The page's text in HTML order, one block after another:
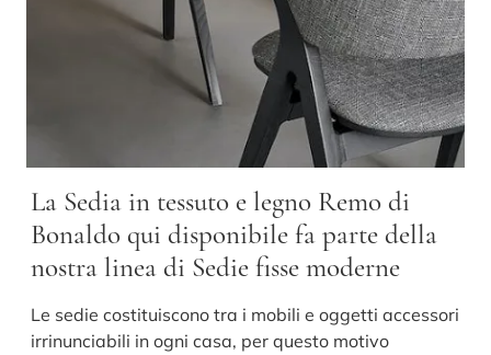
La Sedia in tessuto e legno Remo di
Bonaldo qui disponibile fa parte della
nostra linea di Sedie fisse moderne
Le sedie costituiscono tra i mobili e oggetti accessori
irrinunciabili in ogni casa, per questo motivo